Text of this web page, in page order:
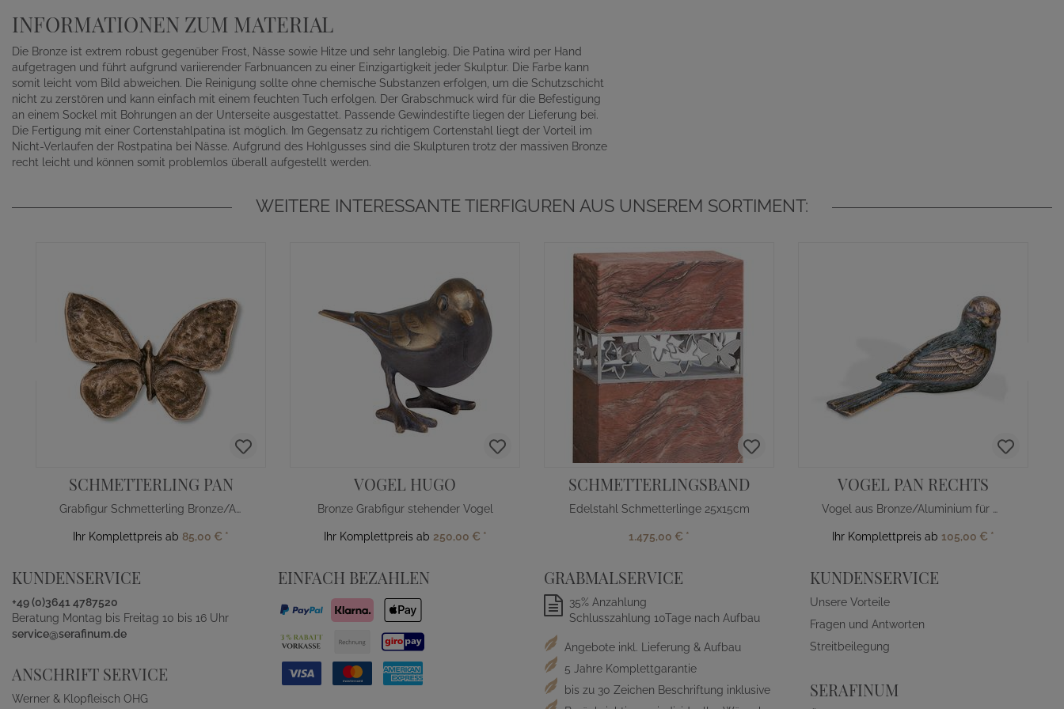
INFORMATIONEN ZUM MATERIAL
Die Bronze ist extrem robust gegenüber Frost, Nässe sowie Hitze und sehr langlebig. Die Patina wird per Hand
aufgetragen und führt aufgrund variierender Farbnuancen zu einer Einzigartigkeit jeder Skulptur. Die Farbe kann
somit leicht vom Bild abweichen. Die Reinigung sollte ohne chemische Substanzen erfolgen, um die Schutzschicht
nicht zu zerstören und kann einfach mit einem feuchten Tuch erfolgen. Der Grabschmuck wird für die Befestigung
an einem Sockel mit Bohrungen an der Unterseite ausgestattet. Passende Gewindestifte liegen der Lieferung bei.
Die Fertigung mit einer Cortenstahlpatina ist möglich. Im Gegensatz zu richtigem Cortenstahl liegt der Vorteil im
Nicht-Verlaufen der Rostpatina bei Nässe. Aufgrund des Hohlgusses sind die Skulpturen trotz der massiven Bronze
recht leicht und können somit problemlos überall aufgestellt werden.
WEITERE INTERESSANTE TIERFIGUREN AUS UNSEREM SORTIMENT:
SCHMETTERLING PAN
Grabfigur Schmetterling Bronze/Alu
Ihr Komplettpreis ab 85,00 € *
VOGEL HUGO
Bronze Grabfigur stehender Vogel
Ihr Komplettpreis ab 250,00 € *
SCHMETTERLINGSBAND
Edelstahl Schmetterlinge 25x15cm
1.475,00 € *
VOGEL PAN RECHTS
Vogel aus Bronze/Aluminium für Grab
Ihr Komplettpreis ab 105,00 € *
KUNDENSERVICE
+49 (0)3641 4787520
Beratung Montag bis Freitag 10 bis 16 Uhr
service@serafinum.de
ANSCHRIFT SERVICE
Werner & Klopfleisch OHG
EINFACH BEZAHLEN GRABMALSERVICE
35% Anzahlung
Schlusszahlung 10Tage nach Aufbau
Angebote inkl. Lieferung & Aufbau
5 Jahre Komplettgarantie
bis zu 30 Zeichen Beschriftung inklusive
KUNDENSERVICE
Unsere Vorteile
Fragen und Antworten
Streitbeilegung
SERAFINUM